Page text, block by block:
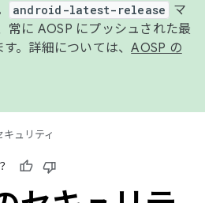
android-latest-release
マ
常に AOSP にプッシュされた最
。詳細については、AOSP の
キュリティ